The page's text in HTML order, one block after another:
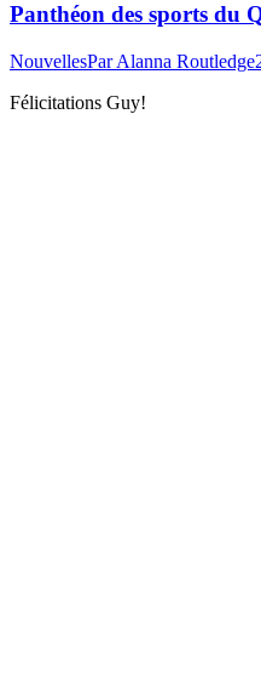
Panthéon des sports du
NouvellesParAlanna Routledge
Félicitations Guy!